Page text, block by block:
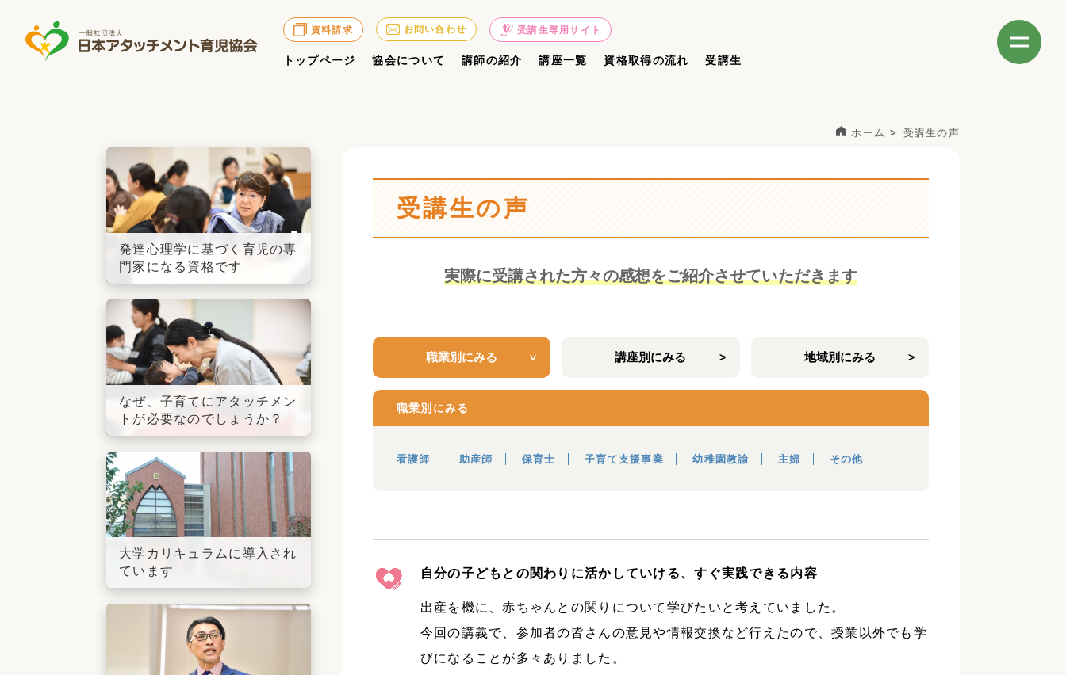
資料請求 お問い合わせ 受講生専用サイト
トップページ 協会について 講師の紹介 講座一覧 資格取得の流れ 受講生
ホーム 受講生の声
受講生の声
実際に受講された方々の感想をご紹介させていただきます
職業別にみる 講座別にみる 地域別にみる
職業別にみる
看護師 助産師 保育士 子育て支援事業 幼稚園教諭 主婦 その他
自分の子どもとの関わりに活かしていける、すぐ実践できる内容
出産を機に、赤ちゃんとの関りについて学びたいと考えていました。
今回の講義で、参加者の皆さんの意見や情報交換など行えたので、授業以外でも学
びになることが多々ありました。
発達心理学に基づく育児の専
門家になる資格です
なぜ、子育てにアタッチメン
トが必要なのでしょうか？
大学カリキュラムに導入され
ています